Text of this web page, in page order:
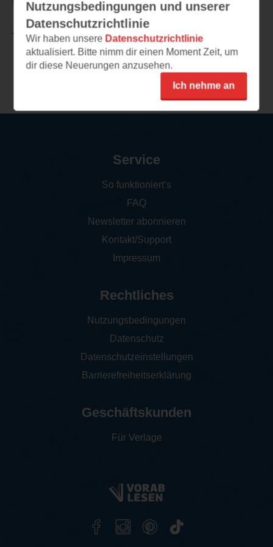
TEILEN
Weitere Rezensionen
Nutzungsbedingungen und unserer
Datenschutzrichtlinie
Wir haben unsere Datenschutzrichtlinie
aktualisiert. Bitte nimm dir einen Moment Zeit, um
dir diese Neuerungen anzusehen.
Ich nehme an
Service
So funktioniert‘s
FAQ
Newsletter abonnieren
Kontakt/Support
Impressum
Rechtliches
Nutzungsbedingungen
Datenschutz
Datenschutzeinstellungen
Barrierefreiheitserklärung
Geschäftskunden
Für Verlage